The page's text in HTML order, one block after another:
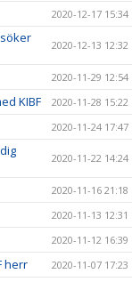
2020-12-17 15:34
2020-12-13 12:32
2020-11-29 12:54
KIBF 2020-11-28 15:22
2020-11-24 17:47
2020-11-22 14:24
2020-11-16 21:18
2020-11-13 12:31
2020-11-12 16:39
herr 2020-11-07 17:23